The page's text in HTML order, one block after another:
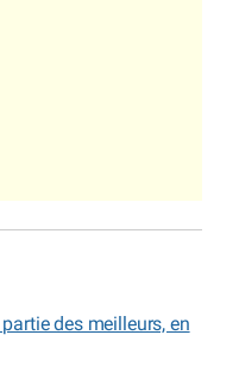
des meilleurs, en